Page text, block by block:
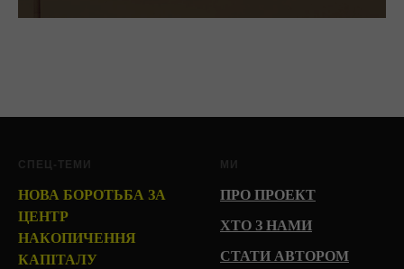
СПЕЦ-ТЕМИ
НОВА БОРОТЬБА ЗА
ЦЕНТР
НАКОПИЧЕННЯ
КАПІТАЛУ
МИ
ПРО ПРОЕКТ
ХТО З НАМИ
СТАТИ АВТОРОМ